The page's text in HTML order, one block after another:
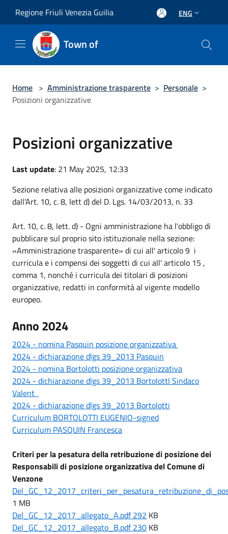
Regione Friuli Venezia Guilia ENG
Town of
Home > Amministrazione trasparente > Personale >
Posizioni organizzative
Posizioni organizzative
Last update: 21 May 2025, 12:33
Sezione relativa alle posizioni organizzative come indicato
dall'Art. 10, c. 8, lett d) del D. Lgs. 14/03/2013, n. 33
Art. 10, c. 8, lett. d) - Ogni amministrazione ha l'obbligo di
pubblicare sul proprio sito istituzionale nella sezione:
«Amministrazione trasparente» di cui all' articolo 9 i
curricula e i compensi dei soggetti di cui all' articolo 15 ,
comma 1, nonché i curricula dei titolari di posizioni
organizzative, redatti in conformità al vigente modello
europeo.
Anno 2024
2024 - nomina Pasquin posizione organizzativa
2024 - dichiarazione dlgs 39_2013 Pasquin
2024 - nomina Bortolotti posizione organizzativa
2024 - dichiarazione dlgs 39_2013 BortolottI Sindaco
Valent
2024 - dichiarazione dlgs 39_2013 Bortolotti
Curriculum BORTOLOTTI EUGENIO-signed
Curriculum PASQUIN Francesca
Criteri per la pesatura della retribuzione di posizione dei
Responsabili di posizione organizzativa del Comune di
Venzone
1 MB
Del_GC_12_2017_allegato_A.pdf 292 KB
Del_GC_12_2017_allegato_B.pdf 230 KB